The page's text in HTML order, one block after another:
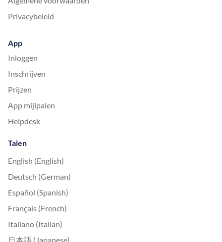
Privacybeleid
App
Inloggen
Inschrijven
Prijzen
App mijlpalen
Helpdesk
Talen
English (English)
Deutsch (German)
Español (Spanish)
Français (French)
Italiano (Italian)
日本語 (Japanese)